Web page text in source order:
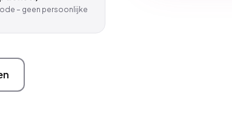
– geen persoonlijke